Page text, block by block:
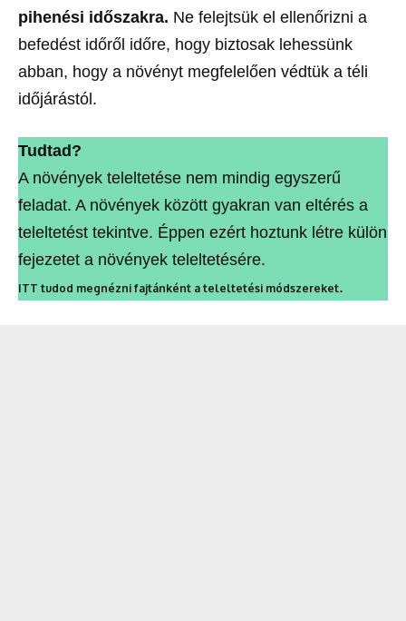
pihenési időszakra. Ne felejtsük el ellenőrizni a
befedést időről időre, hogy biztosak lehessünk
abban, hogy a növényt megfelelően védtük a téli
időjárástól.
Tudtad?
A növények teleltetése nem mindig egyszerű
feladat. A növények között gyakran van eltérés a
teleltetést tekintve. Éppen ezért hoztunk létre külön
fejezetet a növények teleltetésére.
ITT tudod megnézni fajtánként a teleltetési módszereket.